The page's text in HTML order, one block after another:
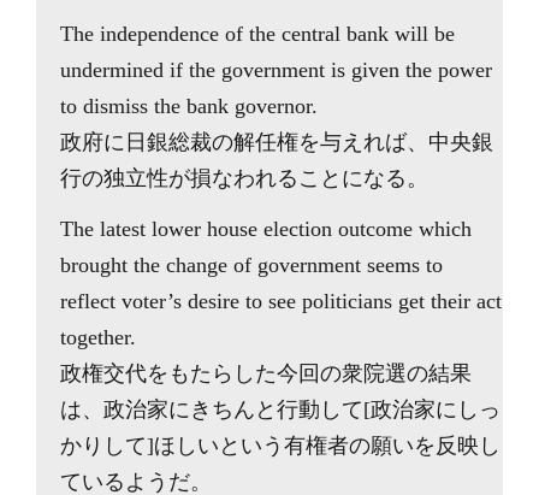
The independence of the central bank will be
undermined if the government is given the power
to dismiss the bank governor.
政府に日銀総裁の解任権を与えれば、中央銀
行の独立性が損なわれることになる。
The latest lower house election outcome which
brought the change of government seems to
reflect voter’s desire to see politicians get their act
together.
政権交代をもたらした今回の衆院選の結果
は、政治家にきちんと行動して[政治家にしっ
かりして]ほしいという有権者の願いを反映し
ているようだ。